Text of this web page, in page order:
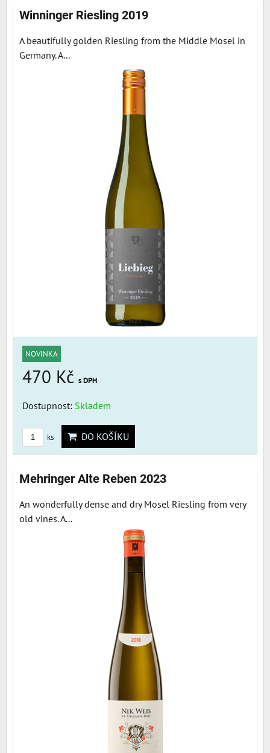
Winninger Riesling 2019
A beautifully golden Riesling from the Middle Mosel in
Germany. A...
NOVINKA
470 Kč s DPH
Dostupnost: Skladem
ks DO KOŠÍKU
Mehringer Alte Reben 2023
An wonderfully dense and dry Mosel Riesling from very
old vines. A...